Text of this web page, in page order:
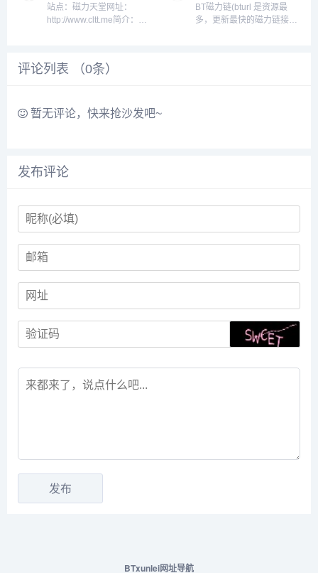
资源，并利用独有的AI技术
剔除死链，最终将优质的磁
站点：磁力天堂网址：
http://www.cltt.me简介：磁
不间断更新。...
BT磁力链(bturl 是资源最
多，更新最快的磁力链接搜
评论列表 （0条）
暂无评论，快来抢沙发吧~
发布评论
BTxunlei网址导航